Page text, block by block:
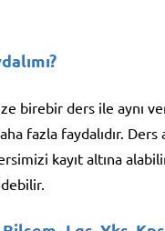
birebir ders ile aynı
fazla faydalıdır. Ders
kayıt altına